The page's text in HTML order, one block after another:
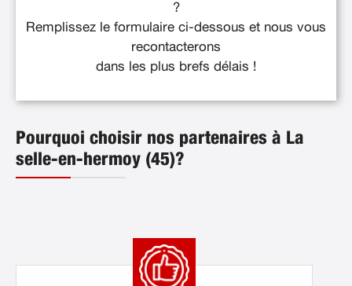
?
Remplissez le formulaire ci-dessous et nous vous
recontacterons
dans les plus brefs délais !
Pourquoi choisir nos partenaires à La
selle-en-hermoy (45)?